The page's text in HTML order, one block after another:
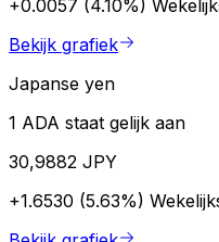
+0.0057 (4.10%)
Bekijk grafiek
Japanse yen
1 ADA staat gelijk aan
30,9882 JPY
+1.6530 (5.63%)